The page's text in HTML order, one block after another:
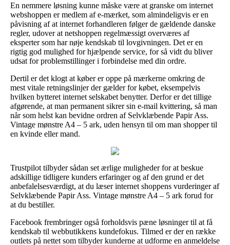
En nemmere løsning kunne måske være at granske om internet
webshoppen er medlem af e-mærket, som almindeligvis er en
påvisning af at internet forhandleren følger de gældende danske
regler, udover at netshoppen regelmæssigt overværes af
eksperter som har nøje kendskab til lovgivningen. Det er en
rigtig god mulighed for hjælpende service, for så vidt du bliver
udsat for problemstillinger i forbindelse med din ordre.
Dertil er det klogt at køber er oppe på mærkerne omkring de
mest vitale retningslinjer der gælder for købet, eksempelvis
hvilken bytteret internet selskabet benytter. Derfor er det tillige
afgørende, at man permanent sikrer sin e-mail kvittering, så man
når som helst kan bevidne ordren af Selvklæbende Papir Ass.
Vintage mønstre A4 – 5 ark, uden hensyn til om man shopper til
en kvinde eller mand.
Trustpilot tilbyder sådan set ærlige muligheder for at beskue
adskillige tidligere kunders erfaringer og af den grund er det
anbefalelsesværdigt, at du læser internet shoppens vurderinger af
Selvklæbende Papir Ass. Vintage mønstre A4 – 5 ark forud for
at du bestiller.
Facebook frembringer også forholdsvis pæne løsninger til at få
kendskab til webbutikkens kundefokus. Tilmed er der en række
outlets på nettet som tilbyder kunderne at udforme en anmeldelse